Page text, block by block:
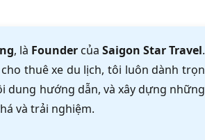
, là Foundercủa Saigon Star Travel.
thuê xe du lịch, tôi luôn dành trọn
dung hướng dẫn, và xây dựng những
và trải nghiệm.